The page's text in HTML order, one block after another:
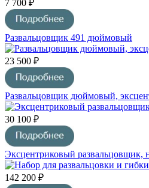
7 700 ₽
Развальцовщик 491 дюймовый
23 500 ₽
Развальцовщик дюймовый,
30 100 ₽
Эксцентриковый развальцовщик,
142 200 ₽